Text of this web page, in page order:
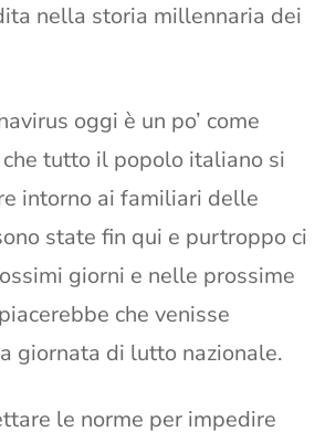
nella storia millennaria dei
oggi è un po’ come
tutto il popolo italiano si
intorno ai familiari delle
state fin qui e purtroppo ci
giorni e nelle prossime
che venisse
giornata di lutto nazionale.
le norme per impedire